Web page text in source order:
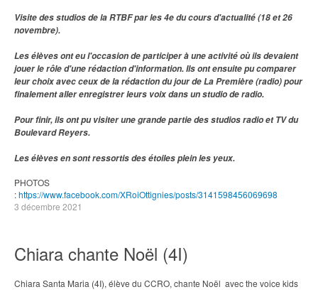
Visite des studios de la RTBF par les 4e du cours d'actualité (18 et 26
novembre).
Les élèves ont eu l'occasion de participer à une activité où ils devaient
jouer le rôle d'une rédaction d'information. Ils ont ensuite pu comparer
leur choix avec ceux de la rédaction du jour de La Première (radio) pour
finalement aller enregistrer leurs voix dans un studio de radio.
Pour finir, ils ont pu visiter une grande partie des studios radio et TV du
Boulevard Reyers.
Les élèves en sont ressortis des étoiles plein les yeux.
PHOTOS
:https://www.facebook.com/XRoiOttignies/posts/3141598456069698
3 décembre 2021
Chiara chante Noël (4I)
Chiara Santa Maria (4I), élève du CCRO, chante Noël avec the voice kids